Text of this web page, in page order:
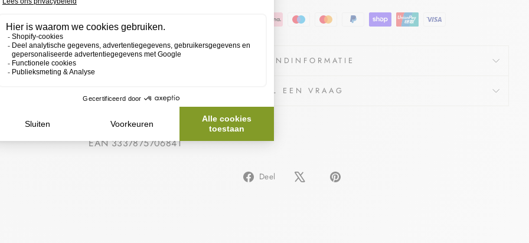
VERZENDINFORMATIE
STEL EEN VRAAG
SKU 16877748
EAN 3337875706841
Deel
Delen